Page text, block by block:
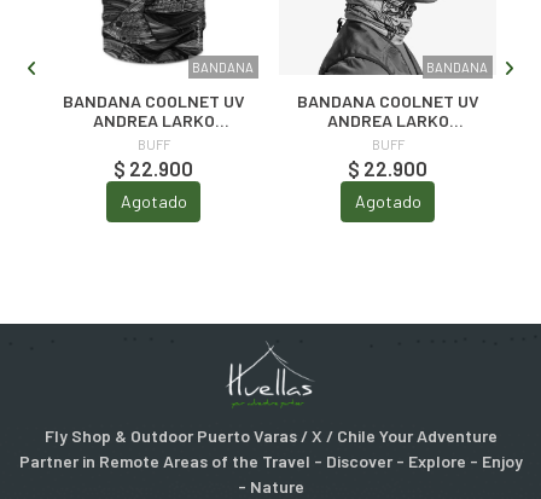
BANDANA
BANDANA COOLNET UV
ANDREA LARKO
REDFISH TAILS MULTI
BUFF
$ 22.900
Agotado
BANDANA
BANDANA COOLNET UV
ANDREA LARKO
TARPON STEEL
BUFF
$ 22.900
Agotado
Fly Shop & Outdoor Puerto Varas / X / Chile Your Adventure
Partner in Remote Areas of the Travel - Discover - Explore - Enjoy
- Nature